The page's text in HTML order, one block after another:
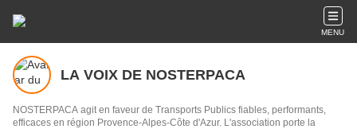
MENU
LA VOIX DE NOSTERPACA
NOSTERPACA agit en faveur de Transports Publics fiables, performants,
efficaces en région Provence-Alpes-Côte d'Azur. L'association porte la